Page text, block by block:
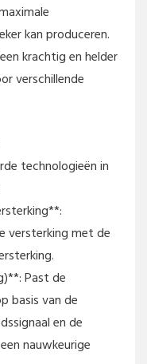
kan produceren.
krachtig en helder
verschillende
technologieën in
versterking met de
Past de
basis van de
en de
nauwkeurige